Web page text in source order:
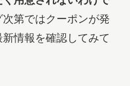
次第ではクーポンが発
情報を確認してみて